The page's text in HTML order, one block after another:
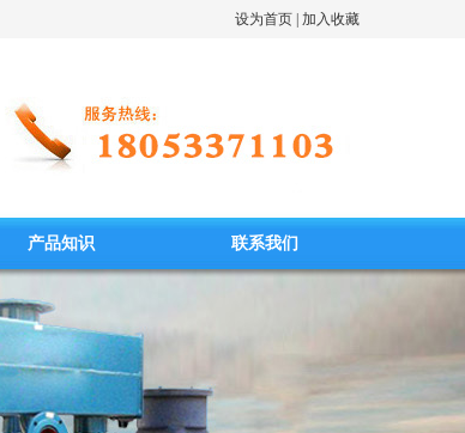
设为首页 | 加入收藏
产品知识 联系我们